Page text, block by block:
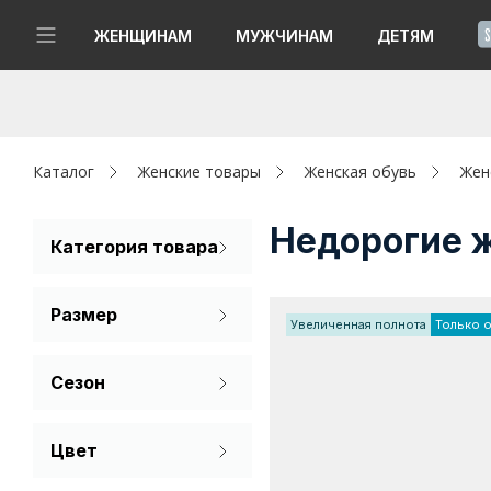
ЖЕНЩИНАМ МУЖЧИНАМ ДЕТЯМ
Женщинам
Капсула
Аутлет
Каталог Женские товары Женская обувь
Категория товара
Размер
41
Сезон
Демисезон
Цвет
Недорогие
Увеличенная полнота Только